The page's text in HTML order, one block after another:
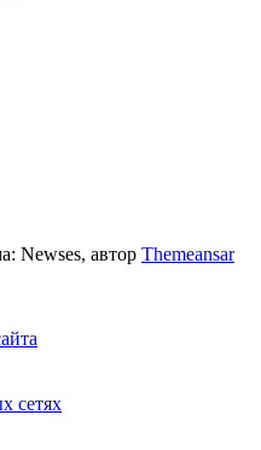
Newses, автор Themeansar
сетях